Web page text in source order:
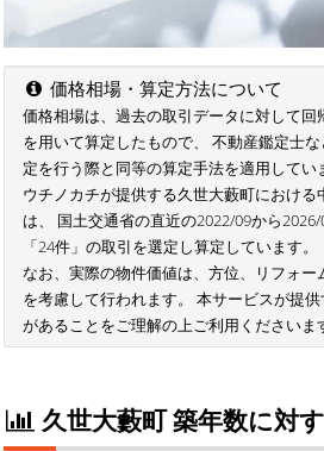
価格相場・算定方法について
価格相場は、過去の取引データに対して回
を用いて算定したもので、 不動産鑑定士
定を行う際と同等の算定手法を適用してい
ウチノカチが提供する久世大藪町におけ
は、 国土交通省の直近の2022/09から
「24件」の取引を選定し算定しています。
なお、実際の物件価値は、方位、リフォ
を考慮して行われます。 本サービスが提
があることをご理解の上ご利用くださいま
久世大藪町 築年数に対